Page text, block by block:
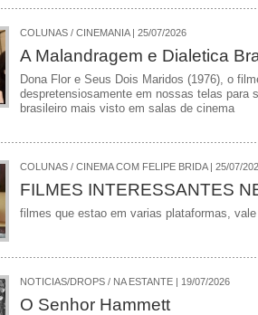
COLUNAS / CINEMANIA | 25/07/2026
A Malandragem e Dialetica
Dona Flor e Seus Dois Maridos (1976), o
despretensiosamente em nossas telas para
brasileiro mais visto em salas de cinema
COLUNAS / CINEMA COM FELIPE BRIDA | 25/07/
FILMES INTERESSANTES
filmes que estao em varias plataformas,
NOTICIAS/DROPS / NA ESTANTE | 19/07/2026
O Senhor Hammett